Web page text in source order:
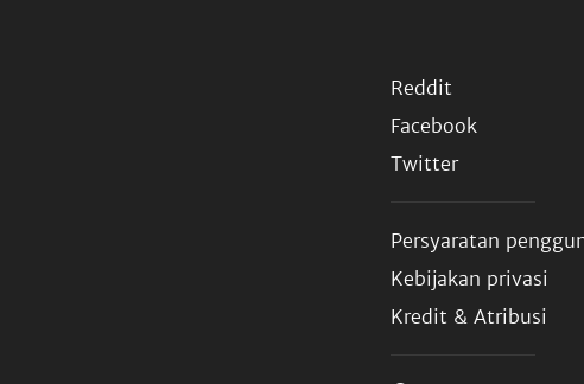
Reddit
Facebook
Twitter
Persyaratan
Kebijakan privasi
Kredit & Atribusi